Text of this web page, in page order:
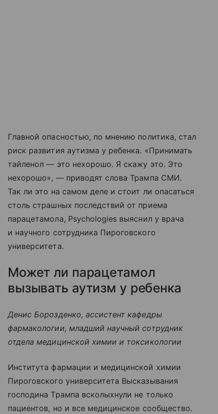
Главной опасностью, по мнению политика, стал
риск развития аутизма у ребенка. «Принимать
тайленол — это нехорошо. Я скажу это. Это
нехорошо», — приводят слова Трампа СМИ.
Так ли это на самом деле и стоит ли опасаться
столь страшных последствий от приема
парацетамола, Psychologies выяснил у врача
и научного сотрудника Пироговского
университета.
Может ли парацетамол
вызывать аутизм у ребенка
Денис Борозденко, ассистент кафедры
фармакологии, младший научный сотрудник
отдела медицинской химии и токсикологии
Института фармации и медицинской химии
Пироговского университета Высказывания
господина Трампа всколыхнули не только
пациентов, но и все медицинское сообщество.